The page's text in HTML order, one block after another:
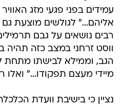
עמידים בפני פגעי מזג
אליהם..." לגולשים מוצעת גם
רבים נושאים על גבם
ווסט זרחני במצב כזה
הגב, וממילא לבישתו מתחת
מיידי מעצם תפקודו..."
נציין כי בישיבת וועדת